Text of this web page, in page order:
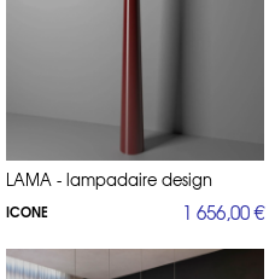
LAMA - lampadaire design
ICONE 1 656,00 €